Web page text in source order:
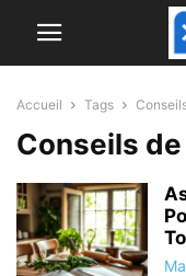
Accueil Tags
Conseils